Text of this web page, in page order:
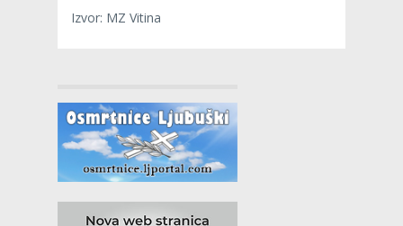
Izvor: MZ Vitina